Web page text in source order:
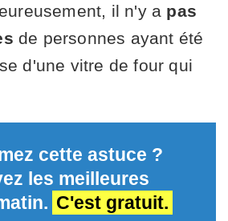
il n'y a pas
de personnes ayant été
d'une vitre de four qui
cette astuce ?
les meilleures
C'est gratuit.